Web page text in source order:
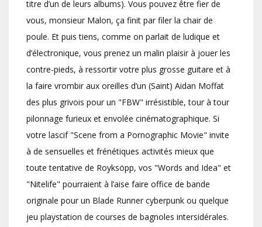
titre d’un de leurs albums). Vous pouvez être fier de
vous, monsieur Malon, ça finit par filer la chair de
poule. Et puis tiens, comme on parlait de ludique et
d’électronique, vous prenez un malin plaisir à jouer les
contre-pieds, à ressortir votre plus grosse guitare et à
la faire vrombir aux oreilles d’un (Saint) Aidan Moffat
des plus grivois pour un "FBW" irrésistible, tour à tour
pilonnage furieux et envolée cinématographique. Si
votre lascif "Scene from a Pornographic Movie" invite
à de sensuelles et frénétiques activités mieux que
toute tentative de Royksöpp, vos "Words and Idea" et
"Nitelife" pourraient à l’aise faire office de bande
originale pour un Blade Runner cyberpunk ou quelque
jeu playstation de courses de bagnoles intersidérales.